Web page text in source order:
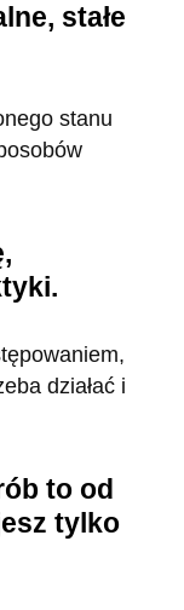
stałe
stanu
działać i
to od
tylko